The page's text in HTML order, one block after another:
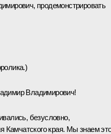
продемонстрировать
Владимирович!
безусловно,
Камчатского края. Мы знаем